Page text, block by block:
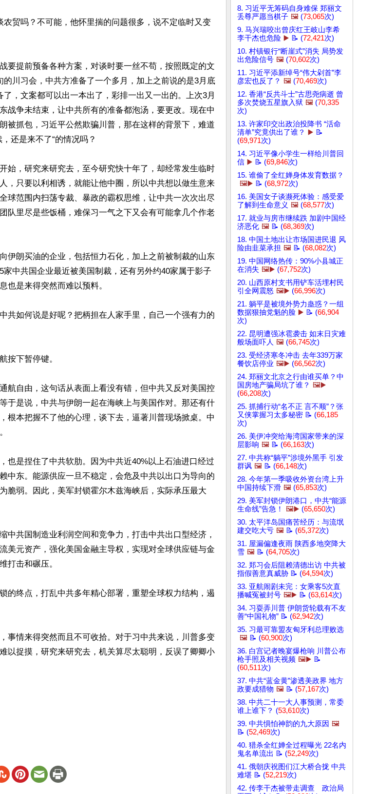
贸吗？不可能，他怀里揣的问题很多，说不定临时又变
要提前预备各种方案，对谈时要一丝不苟，按照既定的文
川习会，中共方准备了一个多月，加上之前说的是3月底
，文案都可以出一本出了，彩排一出又一出的。上次3月
战争未结束，让中共所有的准备都泡汤，要更改。现在中
被抓包，习近平公然欺骗川普，那在这样的背景下，难道
还是来不了“的情况吗？
始，研究来研究去，至今研究快十年了，却经常发生临时
，只要以利相诱，就能让他中圈，所以中共想以做生意来
球范围内扫荡专裁、暴政的霸权思维，让中共一次次出尽
队里尽是些饭桶，难保习一气之下又会有可能拿几个作老
伊朗买油的企业，包括恒力石化，加上之前被制裁的山东
中共国企业最近被美国制裁，还有另外约40家属于影子
也是来得突然而难以预料。
共如何说是好呢？把柄担在人家手里，自己一个强有力的
按下暂停键。
航自由，这句话从表面上看没有错，但中共又反对美国控
于是说，中共与伊朗一起在海峡上与美国作对。那还有什
根本把握不了他的心理，谈下去，逼著川普现场掀桌。中
也是捏住了中共软肋。因为中共近40%以上石油进口经过
中东。能源供应一旦不稳定，会危及中共以出口为导向的
脆弱。因此，美军封锁霍尔木兹海峡后，实际承压最大
中共国制造业利润空间和竞争力，打击中共出口型经济，
美元资产，强化美国金融主导权，实现对全球供应链与金
打击和碾压。
的终点，打乱中共多年精心部署，重塑全球权力结构，遏
事情来得突然而且不可收拾。对于习中共来说，川普多变
以捉摸，研究来研究去，机关算尽太聪明，反误了卿卿小
8. 习近平无筹码自身难保 郑丽文
丢尊严愿当棋子 🖼️ (73,065次)
9. 马兴瑞咬出曾庆红王岐山李希
李干杰也危险 ▶️ 📝 (72,421次)
10. 村镇银行“断崖式”消失 局势发
出危险信号 🖼️ (70,602次)
11. 习近平添新绰号“伟大剁首”李
彦宏也反了？ 🖼️ (70,469次)
12. 香港“反共斗士”古思尧病逝 曾
多次焚烧五星旗入狱 🖼️ (70,335
次)
13. 许家印交出政治投降书 “活命
清单”究竟供出了谁？
▶️ 📝
(69,971次)
14. 习近平像小学生一样给川普回
信 ▶️ 📝 (69,846次)
15. 谁偷了全红婵身体发育数据？
🖼️▶️ 📝 (68,972次)
16. 美国女子谈濒死体验：感受爱
了解到生命意义 🖼️ (68,577次)
17. 就业与房市继续跌 加剧中国经
济恶化 🖼️ 📝 (68,369次)
18. 中国土地出让市场国进民退 风
险由韭菜承担 🖼️ 📝 (68,082次)
19. 中国网络热传：90%小县城正
在消失 🖼️▶️ (67,752次)
20. 山西原村支书用铲车活埋村民
引全网震怒 🖼️▶️ (66,996次)
21. 躺平是被境外势力蛊惑？一组
数据狠抽党魁的脸 ▶️ 📝 (66,904
次)
22. 昆明遭强冰雹袭击 如末日灾难
般场面吓人 🖼️ (66,745次)
23. 受经济寒冬冲击 去年339万家
餐饮店停业 🖼️▶️ (66,562次)
24. 郑丽文北京之行由谁买单？中
国房地产骗局坑了谁？ 🖼️▶️
(66,208次)
25. 抓捕行动“名不正 言不顺”？张
又侠掌握习太多秘密 📝 (66,185
次)
26. 美伊冲突给海湾国家带来的深
层影响 🖼️ 📝 (66,163次)
27. 中共称“躺平”涉境外黑手 引发
群讽 🖼️ 📝 (66,148次)
28. 今年第一季吸收外资台湾上升
中国持续下滑 🖼️ (65,853次)
29. 美军封锁伊朗港口，中共“能源
生命线”告急！
🖼️▶️ (65,650次)
30. 太平洋岛国痛苦经历：与流氓
建交吃大亏 🖼️ 📝 (65,372次)
31. 屋漏偏逢夜雨 陕西多地突降大
雪 🖼️ 📝 (64,705次)
32. 郑习会后阻赖清德出访 中共被
指假善意真威胁 📝 (64,594次)
33. 亚航闹剧未完：女乘客5次直
播喊冤被封号 🖼️▶️ 📝 (63,614次)
34. 习耍弄川普 伊朗货轮载有不友
善“中国礼物” 📝 (62,942次)
35. 习最可靠盟友匈牙利总理败选
🖼️ 📝 (60,900次)
36. 白宫记者晚宴爆枪响 川普公布
枪手照及相关视频 🖼️▶️ 📝
(60,511次)
37. 中共“蓝金黄”渗透美政界 地方
政要成猎物 🖼️ 📝 (57,167次)
38. 中共二十一大人事预测，常委
谁上谁下？ (53,610次)
39. 中共惧怕神韵的九大原因 🖼️
📝 (52,469次)
40. 猎杀全红婵全过程曝光 22名内
鬼名单流出 📝 (52,249次)
41. 俄朝庆祝图们江大桥合拢 中共
难堪 📝 (52,219次)
42. 传李干杰被带走调查 政治局